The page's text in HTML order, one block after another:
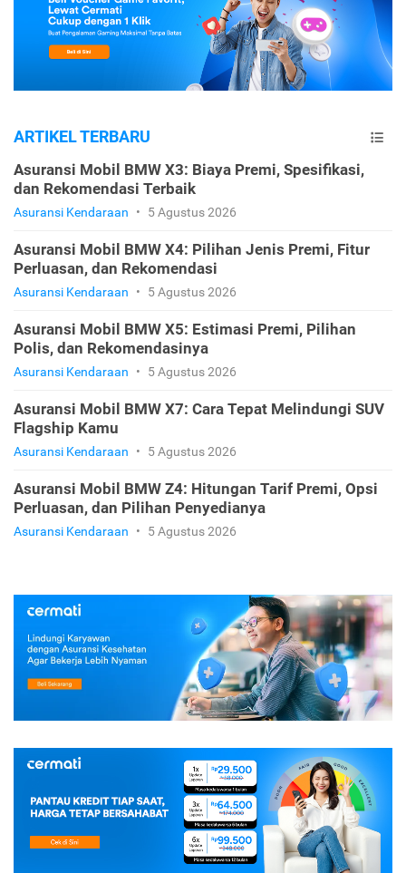
ARTIKEL TERBARU
Asuransi Mobil BMW X3: Biaya Premi, Spesifikasi,
dan Rekomendasi Terbaik
Asuransi Kendaraan • 5 Agustus 2026
Asuransi Mobil BMW X4: Pilihan Jenis Premi, Fitur
Perluasan, dan Rekomendasi
Asuransi Kendaraan • 5 Agustus 2026
Asuransi Mobil BMW X5: Estimasi Premi, Pilihan
Polis, dan Rekomendasinya
Asuransi Kendaraan • 5 Agustus 2026
Asuransi Mobil BMW X7: Cara Tepat Melindungi SUV
Flagship Kamu
Asuransi Kendaraan • 5 Agustus 2026
Asuransi Mobil BMW Z4: Hitungan Tarif Premi, Opsi
Perluasan, dan Pilihan Penyedianya
Asuransi Kendaraan • 5 Agustus 2026